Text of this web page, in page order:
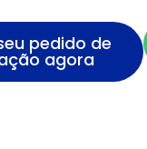
pedido de
agora